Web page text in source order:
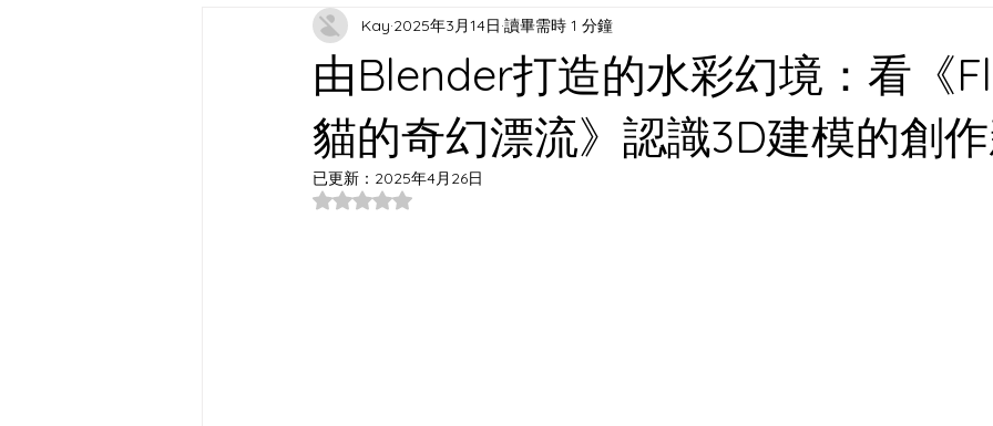
3D打印機選購指南 Beets Talk
由Blender打造的水彩幻境：看《
貓的奇幻漂流》認識3D建模的創
Kay 2025年3月14日 讀畢需時 1 分鐘
已更新： 2025年4月26日
評等為 NaN（最高為 5 顆星）。